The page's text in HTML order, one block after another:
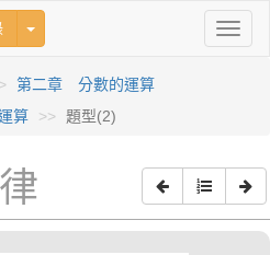
Toggle Dropdown
第二章 分數的運算
算
題型(2)